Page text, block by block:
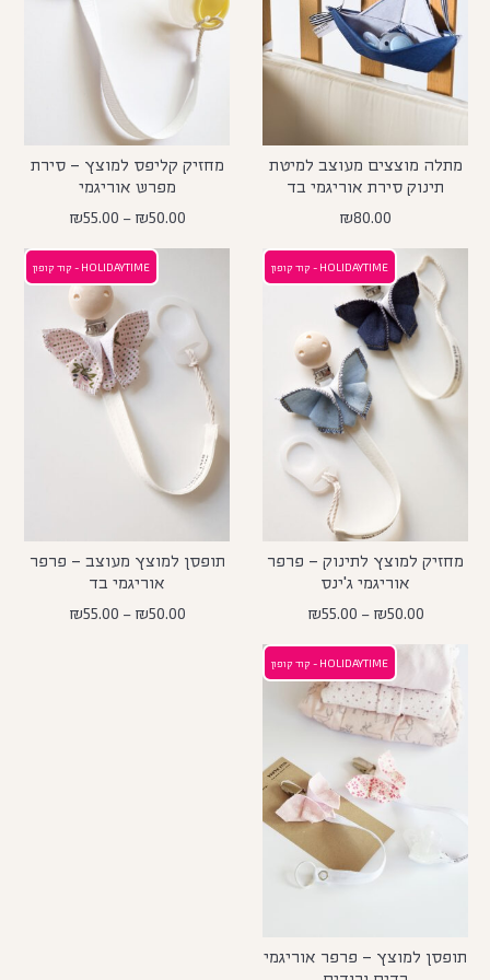
מתלה מוצצים מעוצב למיטת
תינוק סירת אוריגמי בד
₪80.00
מחזיק קליפס למוצץ – סירת
מפרש אוריגמי
₪50.00
–
₪55.00
HOLIDAYTIME - קוד קופון
מחזיק למוצץ לתינוק – פרפר
אוריגמי ג'ינס
₪50.00
–
₪55.00
HOLIDAYTIME - קוד קופון
תופסן למוצץ מעוצב – פרפר
אוריגמי בד
₪50.00
–
₪55.00
HOLIDAYTIME - קוד קופון
תופסן למוצץ – פרפר אוריגמי